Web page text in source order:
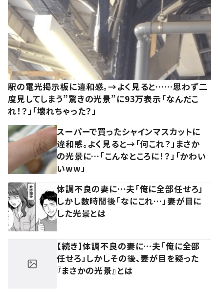
駅の電光掲示板に違和感。→よく見ると……思わず二
度見してしまう”驚きの光景”に93万表示「なんだこ
れ！？」「壊れちゃった？」
スーパーで買ったシャインマスカットに
違和感。よく見ると→「何これ？」まさか
の光景に…「こんなところに！？」「かわい
いww」
体調不良の妻に…夫「俺に全部任せろ」
しかし数時間後「なにこれ…」妻が目に
した光景とは
【続き】体調不良の妻に…夫「俺に全部
任せろ」しかしその後、妻が目を疑った
『まさかの光景』とは